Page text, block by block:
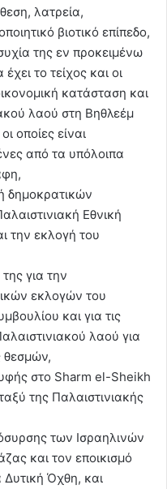
λατρεία,
βιοτικό επίπεδο,
της εν προκειμένω
το τείχος και οι
κατάσταση και
λαού στη Βηθλεέμ
οποίες είναι
από τα υπόλοιπα
δημοκρατικών
Εθνική
την εκλογή του
για την
εκλογών του
και για τις
λαού για
θεσμών,
στο Sharm el-Sheikh
της Παλαιστινιακής
των Ισραηλινών
και τον εποικισμό
Όχθη, και